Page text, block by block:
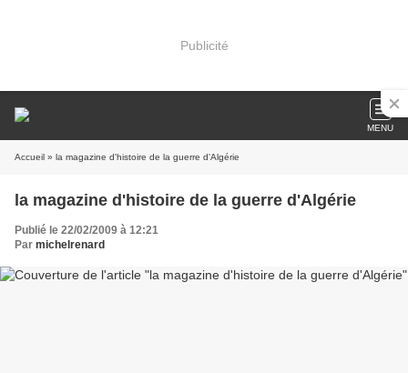
Publicité
MENU
Accueil » la magazine d'histoire de la guerre d'Algérie
la magazine d'histoire de la guerre d'Algérie
Publié le 22/02/2009 à 12:21
Par michelrenard